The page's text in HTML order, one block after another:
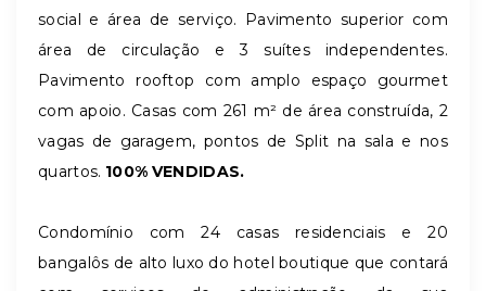
social e área de serviço. Pavimento superior com
área de circulação e 3 suítes independentes.
Pavimento rooftop com amplo espaço gourmet
com apoio. Casas com 261 m² de área construída, 2
vagas de garagem, pontos de Split na sala e nos
quartos. 100% VENDIDAS.
Condomínio com 24 casas residenciais e 20
bangalôs de alto luxo do hotel boutique que contará